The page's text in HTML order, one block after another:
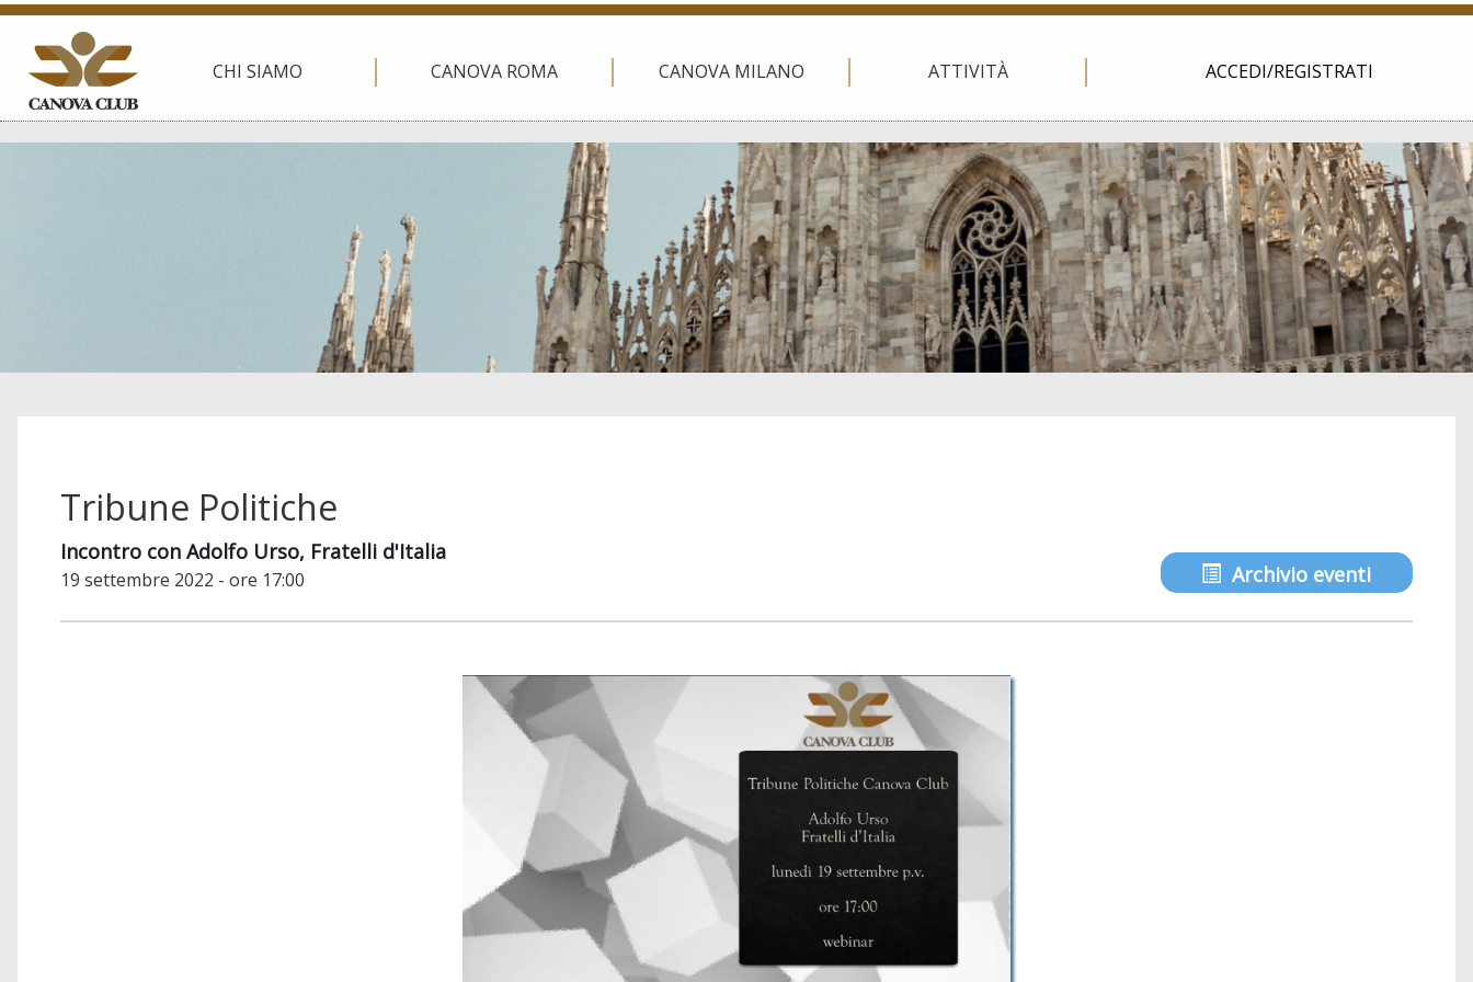
CHI SIAMO CANOVA ROMA CANOVA MILANO ATTIVITÀ ACCEDI/REGISTRATI
Tribune Politiche
Incontro con Adolfo Urso, Fratelli d'Italia
19 settembre 2022 - ore 17:00 Archivio eventi